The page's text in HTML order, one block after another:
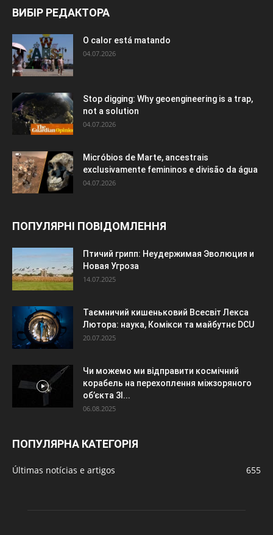
ВИБІР РЕДАКТОРА
O calor está matando
04.07.2026
Stop digging: Why geoengineering is a trap,
not a solution
04.07.2026
Micróbios de Marte, ancestrais
exclusivamente femininos e divisão da água
04.07.2026
ПОПУЛЯРНІ ПОВІДОМЛЕННЯ
Птичий грипп: Неудержимая Эволюция и
Новая Угроза
14.07.2025
Таємничий кишеньковий Всесвіт Лекса
Лютора: наука, Комікси та майбутнє DCU
20.07.2025
Чи можемо ми відправити космічний
корабель на перехоплення міжзоряного
об’єкта 3I...
06.08.2025
ПОПУЛЯРНА КАТЕГОРІЯ
Últimas notícias e artigos 655